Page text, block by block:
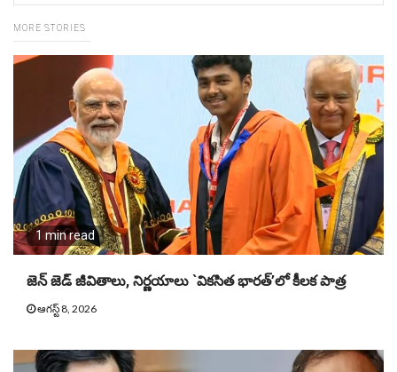
MORE STORIES
1 min read
జెన్ జెడ్ జీవితాలు, నిర్ణయాలు `వికసిత భారత్’లో కీలక పాత్ర
ఆగస్ట్ 8, 2026